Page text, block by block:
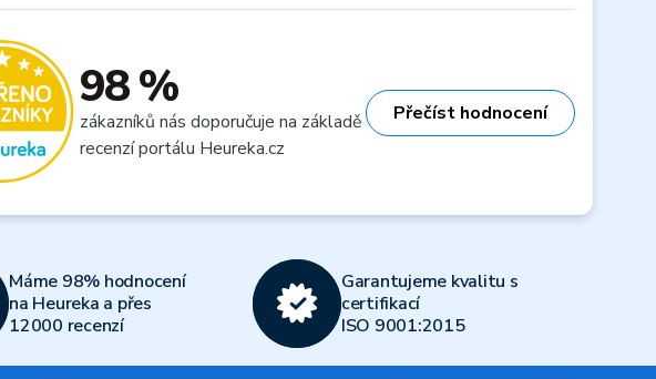
98 %
zákazníků nás doporučuje na základě
recenzí portálu Heureka.cz
Přečíst hodnocení
Máme 98% hodnocení
na Heureka a přes
12000 recenzí
Garantujeme kvalitu s
certifikací
ISO 9001:2015